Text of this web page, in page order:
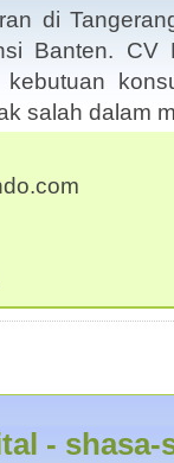
di
Banten. CV
salah dalam
- shasa-